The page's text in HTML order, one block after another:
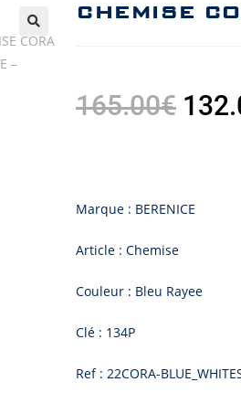
CHEMISE
165.00€
Marque : BERENICE
Article : Chemise
Couleur : Bleu Rayee
Clé : 134P
Ref : 22CORA-